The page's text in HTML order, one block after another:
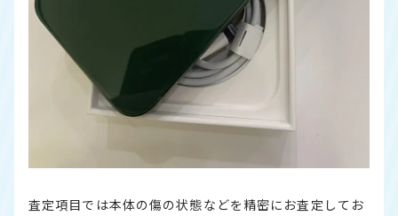
査定項目では本体の傷の状態などを精密にお査定してお